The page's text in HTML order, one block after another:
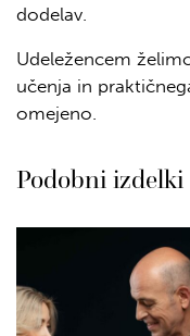
dodelav.
Udeležencem
učenja in
omejeno.
Podobni izdelki